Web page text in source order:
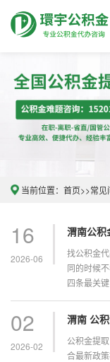
当前位置： 首页>>常见
16
2026-06
渭南公积
找公积金
同的时候
四条最关
服务”，而
02
2026-02
渭南 公
公积金提
合最新政策